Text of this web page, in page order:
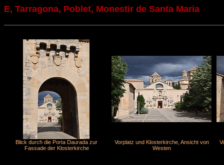
E, Tarragona, Poblet, Monestir de Santa Maria
Blick durch die Porta Daurada zur
Fassade der Klosterkirche
Vorplatz und Klosterkirche, Ansicht von
Westen